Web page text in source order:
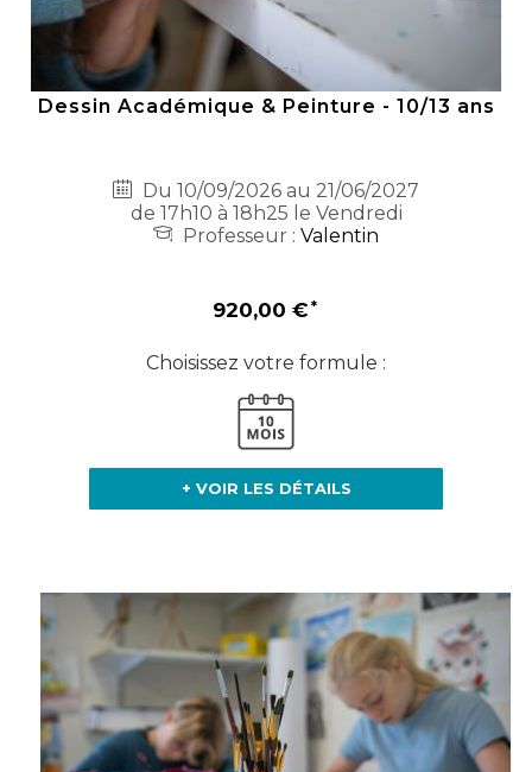
Dessin Académique & Peinture - 10/13 ans
Du 10/09/2026 au 21/06/2027
de 17h10 à 18h25 le Vendredi
Professeur : Valentin
920,00 €
Choisissez votre formule :
+ VOIR LES DÉTAILS